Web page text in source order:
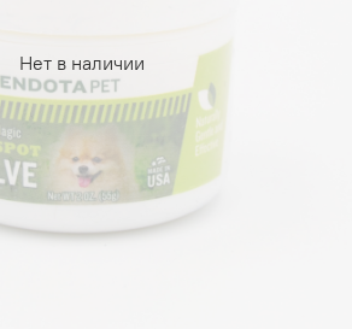
Нет в наличии